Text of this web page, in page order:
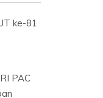
ke-81
PAC